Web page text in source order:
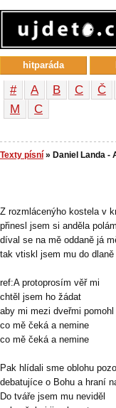
# A B C Č
М
С
Texty písní » Daniel Landa -
Z rozmlácenýho kostela v
přinesl jsem si anděla
díval se na mě oddaně já
tak vtiskl jsem mu do
ref:A protoprosím věř mi
chtěl jsem ho žádat
aby mi mezi dveřmi pomohl
co mě čeká a nemine
co mě čeká a nemine
Pak hlídali sme oblohu
debatujíce o Bohu a hraní
Do tváře jsem mu neviděl
hitparáda